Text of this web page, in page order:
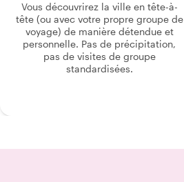
Vous découvrirez la ville en tête-à-
tête (ou avec votre propre groupe de
voyage) de manière détendue et
personnelle. Pas de précipitation,
pas de visites de groupe
standardisées.